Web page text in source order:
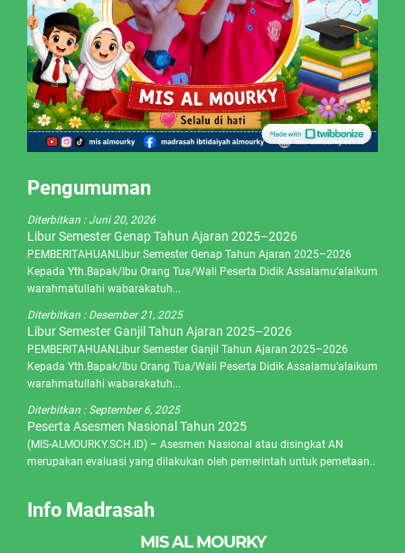
Pengumuman
Diterbitkan :Juni 20, 2026
Libur Semester Genap Tahun Ajaran 2025–2026
PEMBERITAHUANLibur Semester Genap Tahun Ajaran 2025–2026
Kepada Yth.Bapak/Ibu Orang Tua/Wali Peserta Didik Assalamu’alaikum
warahmatullahi wabarakatuh...
Diterbitkan : Desember 21, 2025
Libur Semester Ganjil Tahun Ajaran 2025–2026
PEMBERITAHUANLibur Semester Ganjil Tahun Ajaran 2025–2026
Kepada Yth.Bapak/Ibu Orang Tua/Wali Peserta Didik Assalamu’alaikum
warahmatullahi wabarakatuh...
Diterbitkan : September 6, 2025
Peserta Asesmen Nasional Tahun 2025
(MIS-ALMOURKY.SCH.ID) – Asesmen Nasional atau disingkat AN
merupakan evaluasi yang dilakukan oleh pemerintah untuk pemetaan..
Info Madrasah
MIS AL MOURKY